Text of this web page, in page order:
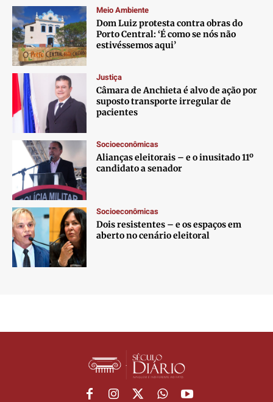
Meio Ambiente
Dom Luiz protesta contra obras do
Porto Central: ‘É como se nós não
estivéssemos aqui’
Justiça
Câmara de Anchieta é alvo de ação por
suposto transporte irregular de
pacientes
Socioeconômicas
Alianças eleitorais – e o inusitado 11º
candidato a senador
Socioeconômicas
Dois resistentes – e os espaços em
aberto no cenário eleitoral